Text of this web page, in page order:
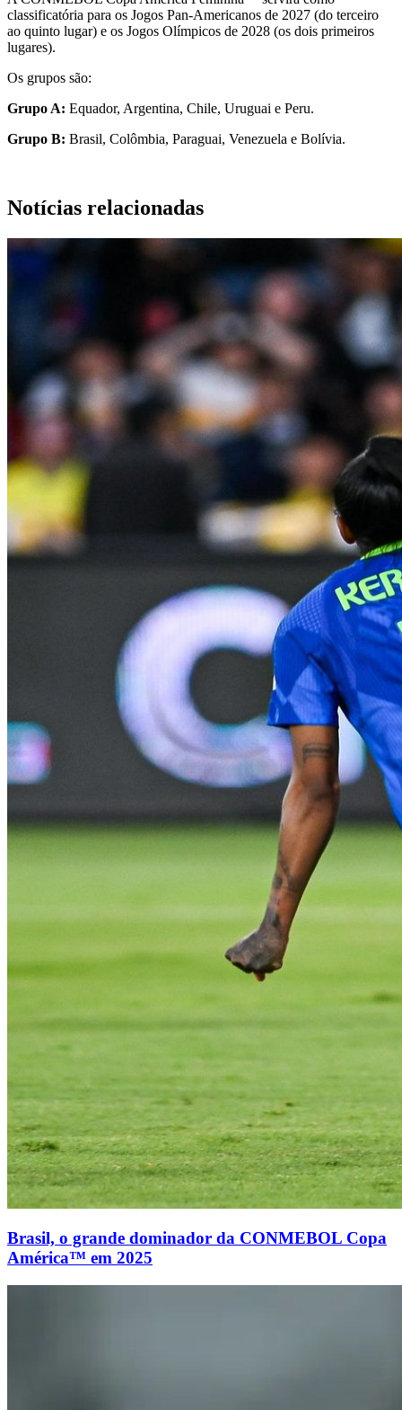
classificatória para os Jogos Pan-Americanos de 2027 (do terceiro
ao quinto lugar) e os Jogos Olímpicos de 2028 (os dois primeiros
lugares).
Os grupos são:
Grupo A: Equador, Argentina, Chile, Uruguai e Peru.
Grupo B: Brasil, Colômbia, Paraguai, Venezuela e Bolívia.
Notícias relacionadas
Brasil, o grande dominador da CONMEBOL Copa
América™ em 2025